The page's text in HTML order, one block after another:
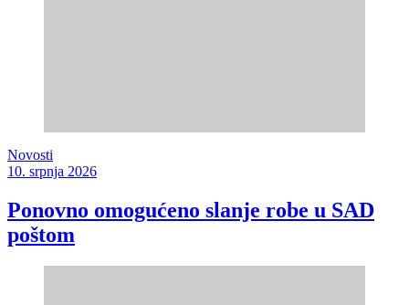
Novosti
10. srpnja 2026
Ponovno omogućeno slanje robe u SAD
poštom